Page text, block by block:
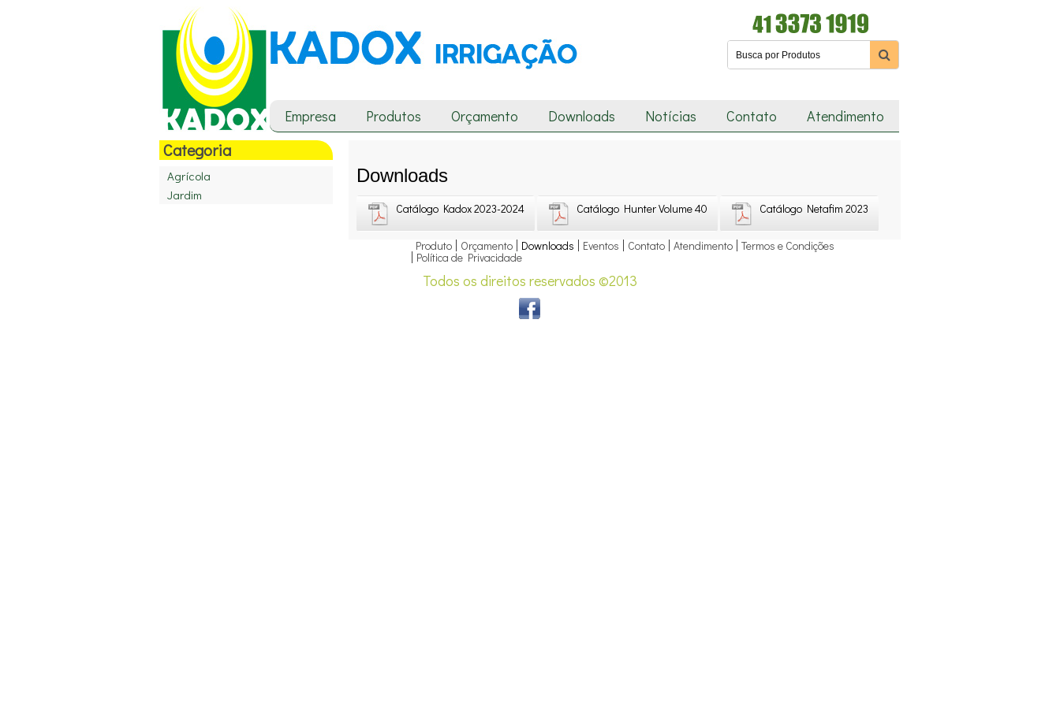
Empresa Produtos Orçamento Downloads Notícias Contato Atendimento
Categoria
Agrícola
Jardim
Downloads
Catálogo Kadox 2023-2024 Catálogo Hunter Volume 40 Catálogo Netafim 2023
Produto Orçamento Downloads Eventos Contato Atendimento Termos e Condições
Política de Privacidade
Todos os direitos reservados ©2013